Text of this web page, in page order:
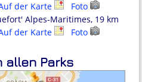
der Karte
Foto
Alpes-Maritimes, 19 km
der Karte Foto
allen Parks